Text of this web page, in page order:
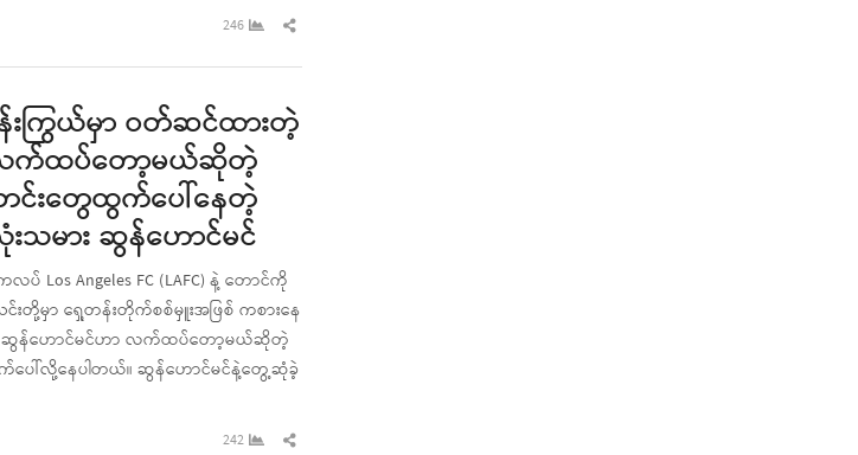
246
Share
post
ြွယ်မှာ ဝတ်ဆင်ထားတဲ့
က်ထပ်တော့မယ်ဆိုတဲ့
းတွေထွက်ပေါ်နေတဲ့
းသမား ဆွန်ဟောင်မင်
ပ် Los Angeles FC (LAFC) နဲ့ တောင်ကို
င်းတို့မှာ ရှေ့တန်းတိုက်စစ်မှူးအဖြစ် ကစားနေ
း ဆွန်ဟောင်မင်ဟာ လက်ထပ်တော့မယ်ဆိုတဲ့
ါ်လို့နေပါတယ်။ ဆွန်ဟောင်မင်နဲ့တွေ့ဆုံခဲ့
242
Share